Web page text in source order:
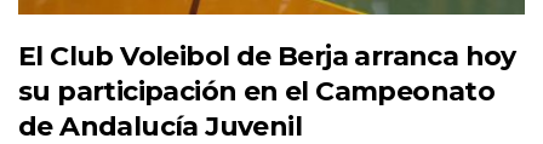
El Club Voleibol de Berja arranca hoy
su participación en el Campeonato
de Andalucía Juvenil